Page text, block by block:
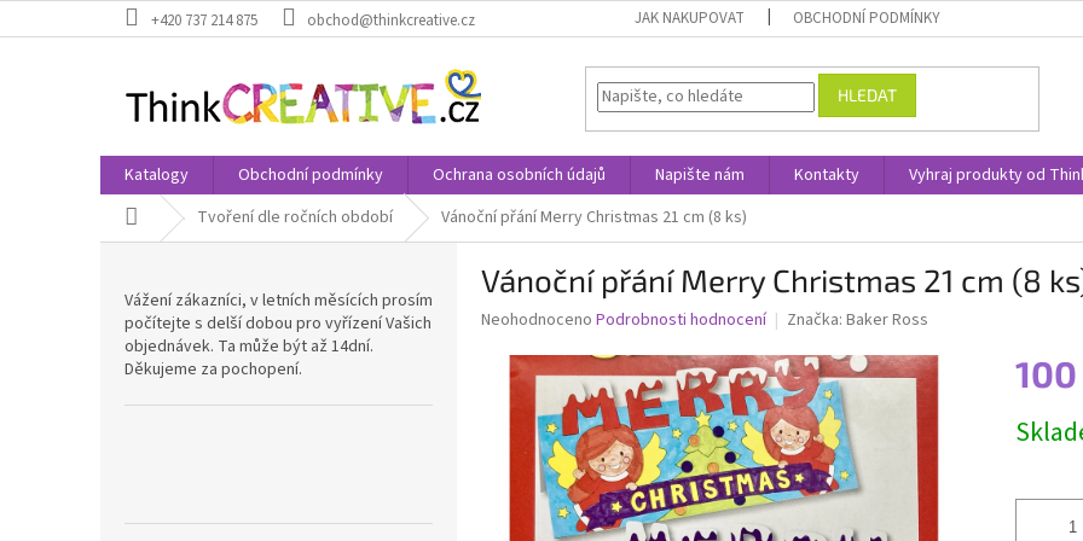
na
+420 737 214 875 obchod@thinkcreative.cz JAK NAKUPOVAT OBCHODNÍ PODMÍNKY
HLEDAT
Katalogy Obchodní podmínky Ochrana osobních údajů Napište nám Kontakty
Vyhraj produkty od
Domů Tvoření dle ročních období Vánoční přání Merry Christmas 21 cm (8 ks)
Vážení zákazníci, v letních měsících prosím
počítejte s delší dobou pro vyřízení Vašich
objednávek. Ta může být až 14dní.
Děkujeme za pochopení.
Vánoční přání Merry Christmas 21 cm (8
Průměrné
produktu
hvězdiček.
Neohodnoceno Podrobnosti hodnocení Značka: Baker Ross
100
cena: